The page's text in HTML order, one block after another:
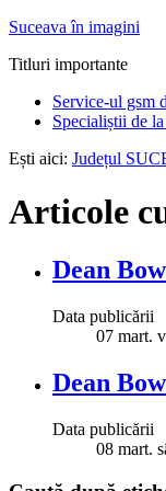
Suceava în imagini
Titluri importante
Service-ul gsm
Specialiștii de
Ești aici: Județul
Articole
Dean
Data publicării
07 mart.
Dean
Data publicării
08 mart.